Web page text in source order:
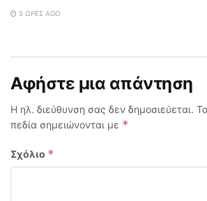
5 ΏΡΕΣ AGO
Αφήστε μια απάντηση
Η ηλ. διεύθυνση σας δεν δημοσιεύεται.
πεδία σημειώνονται με *
Σχόλιο *